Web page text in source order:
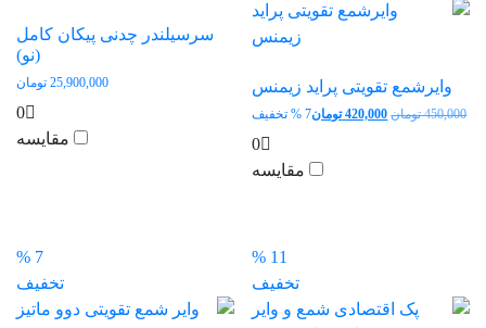
وایرشمع تقویتی پراید زیمنس
450,000 تومان قیمت
420,000 تومان7 % تخفیف
قیمت
420,000 تومان.0
مقایسه
سرسیلندر چدنی پیکان کامل
(نو)
25,900,000 تومان
0
مقایسه
11 %
تخفیف
7 %
تخفیف